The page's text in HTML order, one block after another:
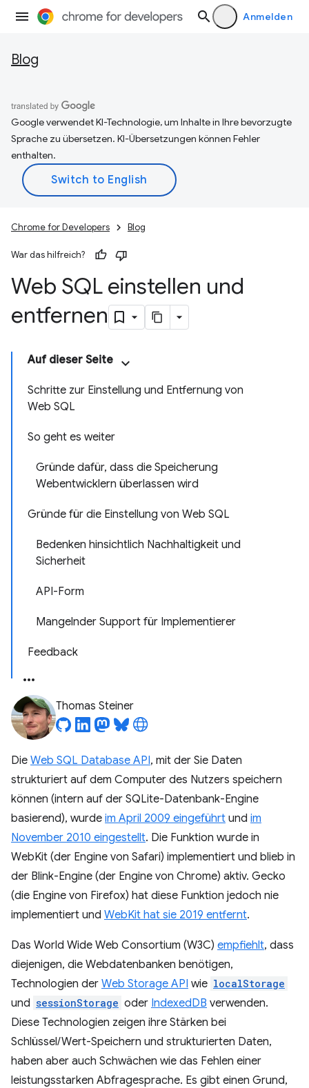
Anmelden
Blog
Google verwendet KI-Technologie, um Inhalte in Ihre bevorzugte
Sprache zu übersetzen. KI-Übersetzungen können Fehler
enthalten.
Chrome for Developers Blog
War das hilfreich?
Web SQL einstellen und
entfernen
Auf dieser Seite
Schritte zur Einstellung und Entfernung von
Web SQL
So geht es weiter
Gründe dafür, dass die Speicherung
Webentwicklern überlassen wird
Gründe für die Einstellung von Web SQL
Bedenken hinsichtlich Nachhaltigkeit und
Sicherheit
API-Form
Mangelnder Support für Implementierer
Feedback
Thomas Steiner
Die Web SQL Database API, mit der Sie Daten
strukturiert auf dem Computer des Nutzers speichern
können (intern auf der SQLite-Datenbank-Engine
basierend), wurde im April 2009 eingeführt und im
November 2010 eingestellt. Die Funktion wurde in
WebKit (der Engine von Safari) implementiert und blieb in
der Blink-Engine (der Engine von Chrome) aktiv. Gecko
(die Engine von Firefox) hat diese Funktion jedoch nie
implementiert und WebKit hat sie 2019 entfernt.
Das World Wide Web Consortium (W3C) empfiehlt, dass
diejenigen, die Webdatenbanken benötigen,
Technologien der Web Storage API wie localStorage
und sessionStorage oder IndexedDB verwenden.
Diese Technologien zeigen ihre Stärken bei
Schlüssel/Wert-Speichern und strukturierten Daten,
haben aber auch Schwächen wie das Fehlen einer
leistungsstarken Abfragesprache. Es gibt einen Grund,